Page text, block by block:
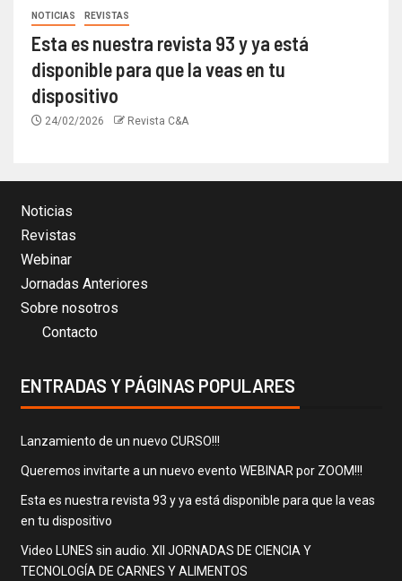
NOTICIAS REVISTAS
Esta es nuestra revista 93 y ya está
disponible para que la veas en tu
dispositivo
24/02/2026 Revista C&A
Noticias
Revistas
Webinar
Jornadas Anteriores
Sobre nosotros
Contacto
ENTRADAS Y PÁGINAS POPULARES
Lanzamiento de un nuevo CURSO!!!
Queremos invitarte a un nuevo evento WEBINAR por ZOOM!!!
Esta es nuestra revista 93 y ya está disponible para que la veas
en tu dispositivo
Video LUNES sin audio. XII JORNADAS DE CIENCIA Y
TECNOLOGÍA DE CARNES Y ALIMENTOS